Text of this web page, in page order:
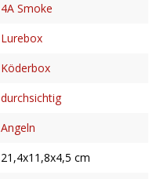
4A Smoke
Lurebox
Köderbox
durchsichtig
Angeln
21,4x11,8x4,5 cm